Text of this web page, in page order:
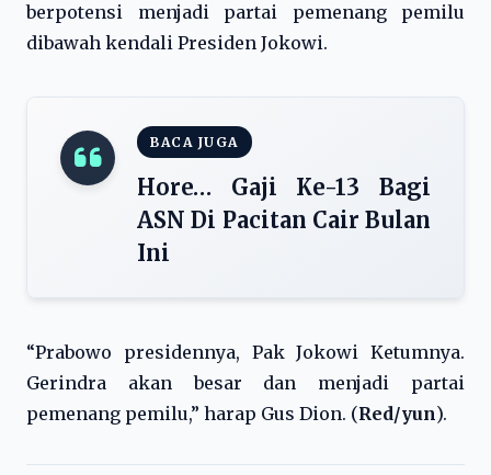
berpotensi menjadi partai pemenang pemilu
dibawah kendali Presiden Jokowi.
BACA JUGA
Hore… Gaji Ke-13 Bagi
ASN Di Pacitan Cair Bulan
Ini
“Prabowo presidennya, Pak Jokowi Ketumnya.
Gerindra akan besar dan menjadi partai
pemenang pemilu,” harap Gus Dion. (Red/yun).